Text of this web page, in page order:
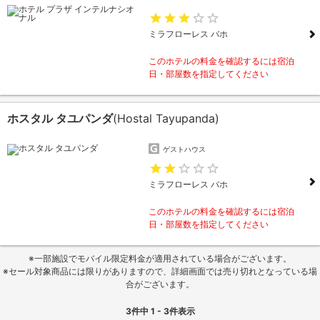
ミラフローレス バホ
このホテルの料金を確認するには宿泊
日・部屋数を指定してください
ホスタル タユパンダ(Hostal Tayupanda)
ゲストハウス
ミラフローレス バホ
このホテルの料金を確認するには宿泊
日・部屋数を指定してください
※一部施設でモバイル限定料金が適用されている場合がございます。
※セール対象商品には限りがありますので、詳細画面では売り切れとなっている場
合がございます。
3件中 1 - 3件表示